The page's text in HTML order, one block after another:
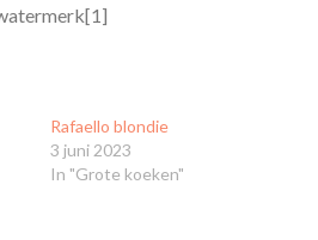
Rafaello blondie
3 juni 2023
In "Grote koeken"